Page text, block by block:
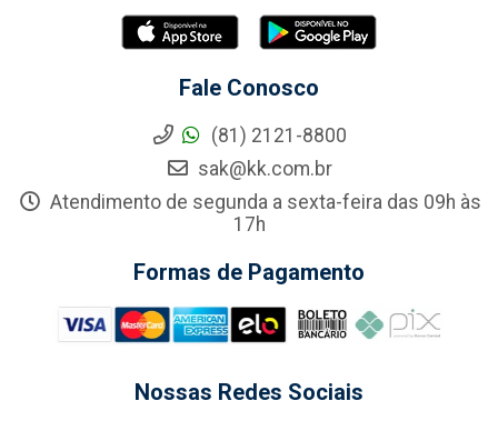
Fale Conosco
(81) 2121-8800
sak@kk.com.br
Atendimento de segunda a sexta-feira das 09h às
17h
Formas de Pagamento
Nossas Redes Sociais